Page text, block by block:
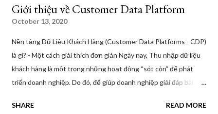
Giới thiệu về Customer Data Platform
October 13, 2020
Nền tảng Dữ Liệu Khách Hàng (Customer Data Platforms - CDP)
là gì? - Một cách giải thích đơn giản Ngày nay, Thu nhập dữ liệu
khách hàng là một trong những hoạt động “sót còn” để phát
triển doanh nghiệp. Do đó, để giúp doanh nghiệp giải đáp bài
hình thành: Nền tảng dữ liệu khách hàng (Customer Data
SHARE READ MORE